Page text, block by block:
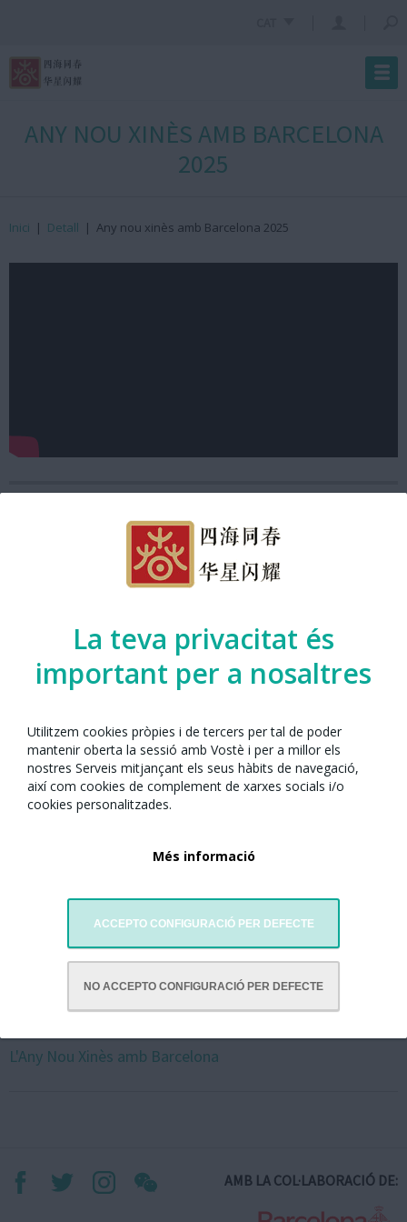
La teva privacitat és
important per a nosaltres
Utilitzem cookies pròpies i de tercers per tal de poder
mantenir oberta la sessió amb Vostè i per a millor els
nostres Serveis mitjançant els seus hàbits de navegació,
així com cookies de complement de xarxes socials i/o
cookies personalitzades.
Més informació
ACCEPTO CONFIGURACIÓ PER DEFECTE
NO ACCEPTO CONFIGURACIÓ PER DEFECTE
ANY NOU XINÈS AMB BARCELONA
2025
Inici | Detall | Any nou xinès amb Barcelona 2025
Any Nou Xinès amb Barcelona 2021
L'Any Nou Xinès amb Barcelona
AMB LA COL·LABORACIÓ DE: